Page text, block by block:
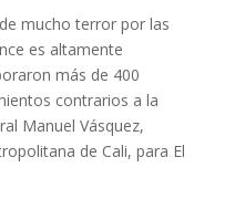
mucho terror por las
es altamente
más de 400
contrarios a la
Manuel Vásquez,
de Cali, para El